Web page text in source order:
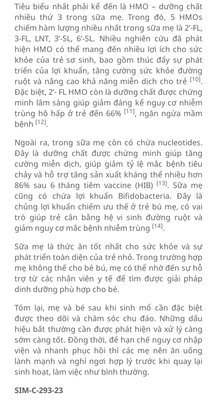
Tiêu biểu nhất phải kể đến là HMO – dưỡng chất
nhiều thứ 3 trong sữa mẹ. Trong đó, 5 HMOs
chiếm hàm lượng nhiều nhất trong sữa mẹ là 2’-FL,
3-FL, LNT, 3’-SL, 6’-SL. Nhiều nghiên cứu đã phát
hiện HMO có thể mang đến nhiều lợi ích cho sức
khỏe của trẻ sơ sinh, bao gồm thúc đẩy sự phát
triển của lợi khuẩn, tăng cường sức khỏe đường
ruột và nâng cao khả năng miễn dịch cho trẻ [10].
Đặc biệt, 2’- FL HMO còn là dưỡng chất được chứng
minh lâm sàng giúp giảm đáng kể nguy cơ nhiễm
trùng hô hấp ở trẻ đến 66% [11], ngăn ngừa mầm
bệnh [12].
Ngoài ra, trong sữa mẹ còn có chứa nucleotides.
Đây là dưỡng chất được chứng minh giúp tăng
cường miễn dịch, giúp giảm tỷ lệ mắc bệnh tiêu
chảy và hỗ trợ tăng sản xuất kháng thể nhiều hơn
86% sau 6 tháng tiêm vaccine (HIB) [13]. Sữa mẹ
cũng có chứa lợi khuẩn Bifidobacteria. Đây là
chủng lợi khuẩn chiếm ưu thế ở trẻ bú mẹ, có vai
trò giúp trẻ cân bằng hệ vi sinh đường ruột và
giảm nguy cơ mắc bệnh nhiễm trùng [14].
Sữa mẹ là thức ăn tốt nhất cho sức khỏe và sự
phát triển toàn diện của trẻ nhỏ. Trong trường hợp
mẹ không thể cho bé bú, mẹ có thể nhờ đến sự hỗ
trợ từ các nhân viên y tế để tìm được giải pháp
dinh dưỡng phù hợp cho bé.
Tóm lại, mẹ và bé sau khi sinh mổ cần đặc biệt
được theo dõi và chăm sóc chu đáo. Những dấu
hiệu bất thường cần được phát hiện và xử lý càng
sớm càng tốt. Đồng thời, để hạn chế nguy cơ nhập
viện và nhanh phục hồi thì các mẹ nên ăn uống
lành mạnh và nghỉ ngơi hợp lý trước khi quay lại
sinh hoạt, làm việc như bình thường.
SIM-C-293-23